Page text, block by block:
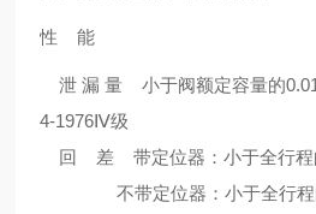
性 能
泄 漏 量 小于阀额定容量的
4-1976Ⅳ级
回 差 带定位器：小于全行程
不带定位器：小于全行程